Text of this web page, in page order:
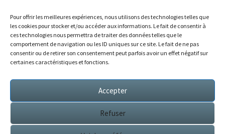
Pour offrir les meilleures expériences, nous utilisons des technologies telles que
les cookies pour stocker et/ou accéder aux informations. Le fait de consentir à
ces technologies nous permettra de traiter des données telles que le
comportement de navigation ou les ID uniques sur ce site. Le fait de ne pas
consentir ou de retirer son consentement peut parfois avoir un effet négatif sur
certaines caractéristiques et fonctions.
Accepter
Refuser
|Témoignages| Annuaire de liens|
Sitemap XML